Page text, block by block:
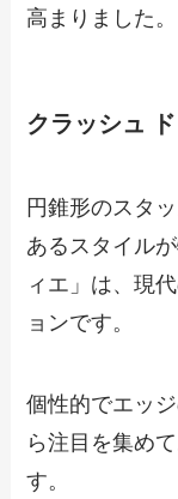
高まりました。
クラッシュ
円錐形のスタ
あるスタイル
ィエ」は、現
ョンです。
個性的でエッ
ら注目を集め
す。